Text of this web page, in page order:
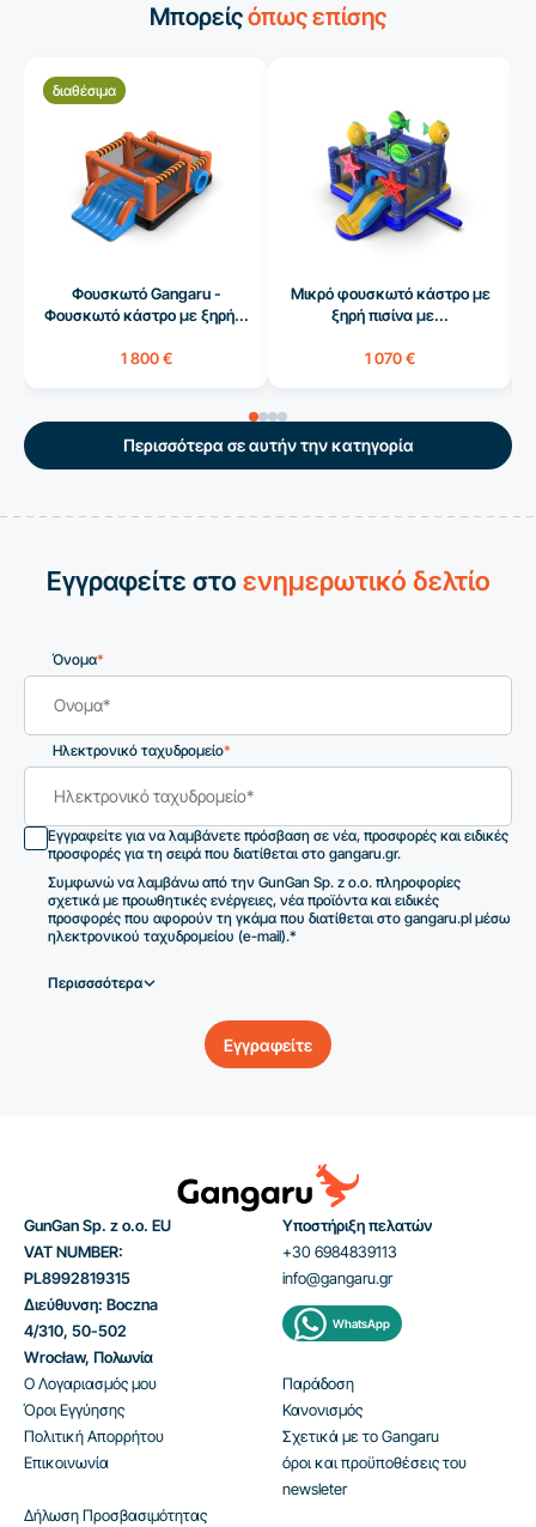
Μπορείςόπως επίσης
διαθέσιμα
Φουσκωτό Gangaru -
Φουσκωτό κάστρο με ξηρή...
1 800 €
Μικρό φουσκωτό κάστρο με
ξηρή πισίνα με...
1 070 €
Περισσότερα σε αυτήν την κατηγορία
Εγγραφείτε στο ενημερωτικό δελτίο
Όνομα*
Ηλεκτρονικό ταχυδρομείο*
Εγγραφείτε για να λαμβάνετε πρόσβαση σε νέα, προσφορές και ειδικές
προσφορές για τη σειρά που διατίθεται στο gangaru.gr.
Συμφωνώ να λαμβάνω από την GunGan Sp. z o.o. πληροφορίες
σχετικά με προωθητικές ενέργειες, νέα προϊόντα και ειδικές
προσφορές που αφορούν τη γκάμα που διατίθεται στο gangaru.pl μέσω
ηλεκτρονικού ταχυδρομείου (e-mail).*
Περισσσότερα
Εγγραφείτε
GunGan Sp. z o.o. EU
VAT NUMBER:
PL8992819315
Διεύθυνση: Boczna
4/310, 50-502
Wrocław, Πολωνία
Υποστήριξη πελατών
+30 6984839113
info@gangaru.gr
WhatsApp
Ο Λογαριασμός μου
Παράδοση
Όροι Εγγύησης
Κανονισμός
Πολιτική Απορρήτου
Σχετικά με το Gangaru
Επικοινωνία
όροι και προϋποθέσεις του
newsleter
Δήλωση Προσβασιμότητας